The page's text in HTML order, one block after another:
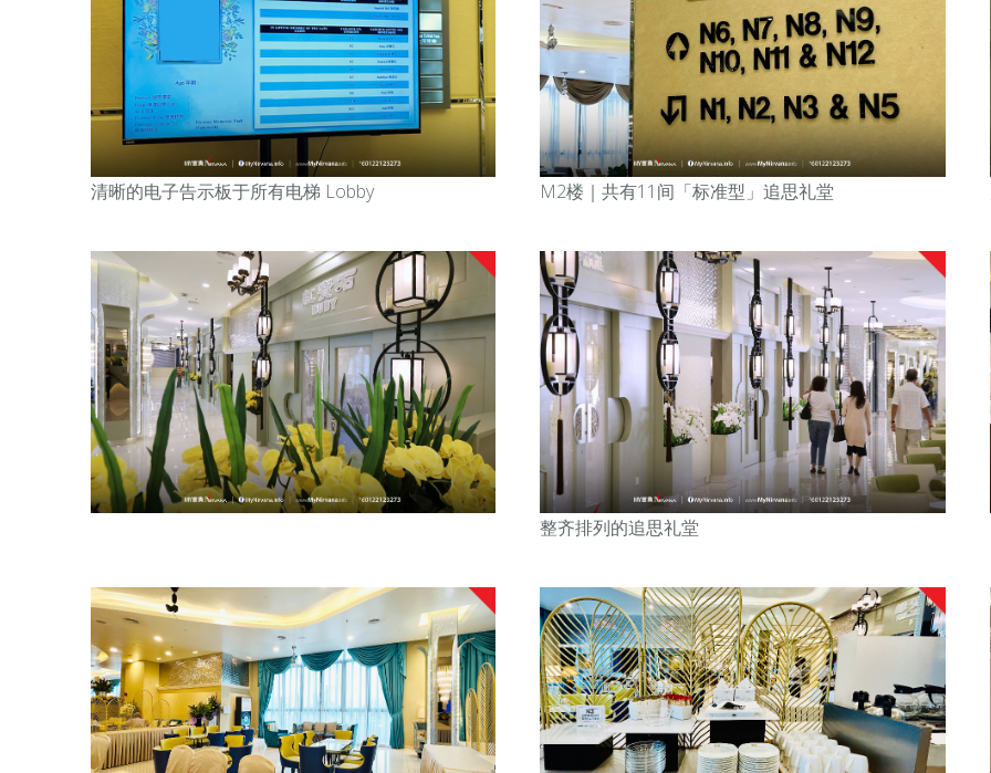
清晰的电子告示板于所有电梯 Lobby M2楼｜共有11间「标准型」追思礼堂
整齐排列的追思礼堂